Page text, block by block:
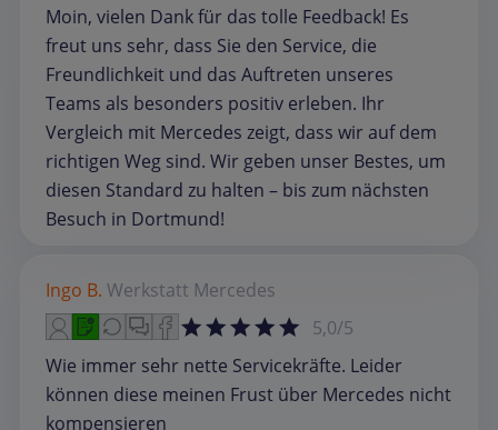
Moin, vielen Dank für das tolle Feedback! Es
freut uns sehr, dass Sie den Service, die
Freundlichkeit und das Auftreten unseres
Teams als besonders positiv erleben. Ihr
Vergleich mit Mercedes zeigt, dass wir auf dem
richtigen Weg sind. Wir geben unser Bestes, um
diesen Standard zu halten – bis zum nächsten
Besuch in Dortmund!
Ingo B. Werkstatt Mercedes
5,0/5
Wie immer sehr nette Servicekräfte. Leider
können diese meinen Frust über Mercedes nicht
kompensieren